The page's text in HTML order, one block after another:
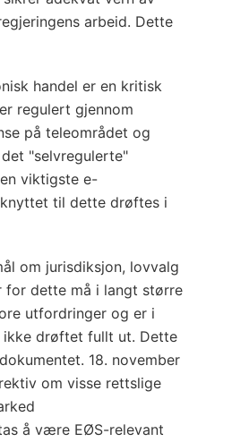
arbeid. Dette
handel er en kritisk
regulert gjennom
på teleområdet og
"selvregulerte"
viktigste e-
til dette drøftes i
om jurisdiksjon, lovvalg
for dette må i langt større
utfordringer og er i
drøftet fullt ut. Dette
18. november
om visse rettslige
å være EØS-relevant